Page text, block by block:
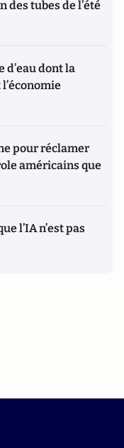
des tubes de l’été
d’eau dont la
pour réclamer
américains que
l’IA n’est pas